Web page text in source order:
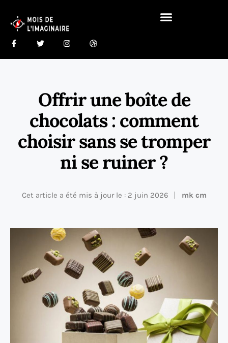
Offrir une boîte de
chocolats : comment
choisir sans se tromper
ni se ruiner ?
Cet article a été mis à jour le : 2 juin 2026 mk cm